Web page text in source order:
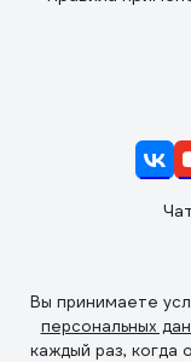
Вы принимаете
персональных
каждый раз, когда